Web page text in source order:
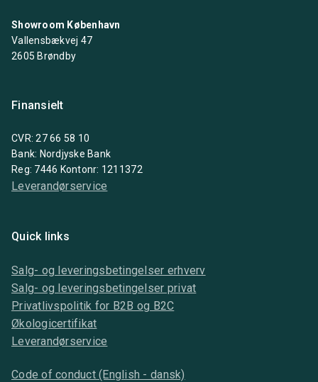
Showroom København
Vallensbækvej 47
2605 Brøndby
Finansielt
CVR: 27 66 58 10
Bank: Nordjyske Bank
Reg: 7446 Kontonr: 1211372
Leverandørservice
Quick links
Salg- og leveringsbetingelser erhverv
Salg- og leveringsbetingelser privat
Privatlivspolitik for B2B og B2C
Økologicertifikat
Leverandørservice
Code of conduct (English - dansk)